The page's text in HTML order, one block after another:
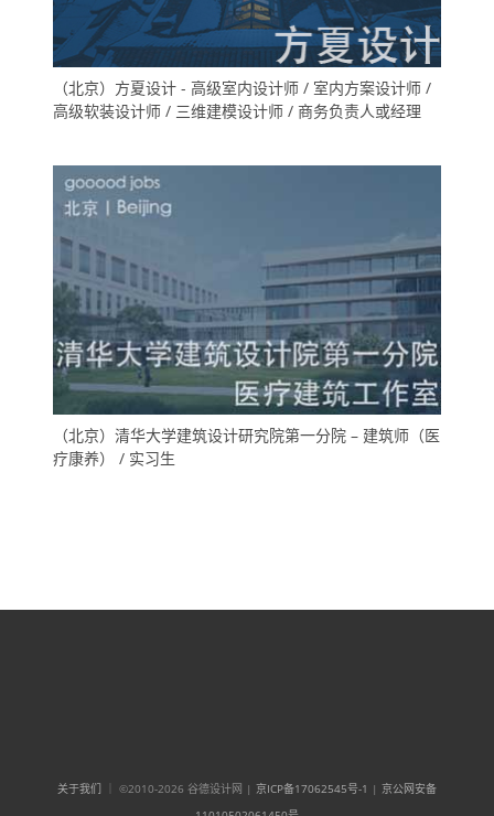
（北京）方夏设计 - 高级室内设计师 / 室内方案设计师 /
高级软装设计师 / 三维建模设计师 / 商务负责人或经理
（北京）清华大学建筑设计研究院第一分院 – 建筑师（医
疗康养） / 实习生
关于我们 ｜ ©2010-2026 谷德设计网 | 京ICP备17062545号-1 | 京公网安备